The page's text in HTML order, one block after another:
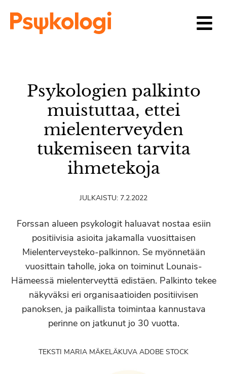
Psykologien palkinto
muistuttaa, ettei
mielenterveyden
tukemiseen tarvita
ihmetekoja
JULKAISTU: 7.2.2022
Forssan alueen psykologit haluavat nostaa esiin
positiivisia asioita jakamalla vuosittaisen
Mielenterveysteko-palkinnon. Se myönnetään
vuosittain taholle, joka on toiminut Lounais-
Hämeessä mielenterveyttä edistäen. Palkinto tekee
näkyväksi eri organisaatioiden positiivisen
panoksen, ja paikallista toimintaa kannustava
perinne on jatkunut jo 30 vuotta.
TEKSTI MARIA MÄKELÄKUVA ADOBE STOCK